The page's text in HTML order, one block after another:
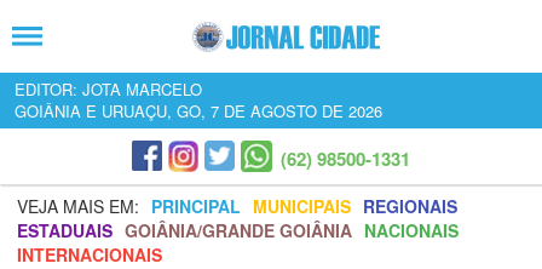
EDITOR: JOTA MARCELO
GOIÂNIA E URUAÇU, GO, 7 DE AGOSTO DE 2026
(62) 98500-1331
VEJA MAIS EM: PRINCIPAL MUNICIPAIS REGIONAIS
ESTADUAIS GOIÂNIA/GRANDE GOIÂNIA NACIONAIS
INTERNACIONAIS